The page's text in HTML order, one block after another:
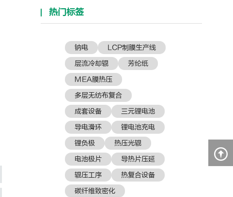
热门标签
钠电
LCP制膜生产线
层流冷却辊
芳纶纸
MEA膜热压
多层无纺布复合
成套设备
三元锂电池
导电滑环
锂电池充电
锂负极
热压光辊
电池极片
导热片压延
辊压工序
热复合设备
​碳纤维致密化